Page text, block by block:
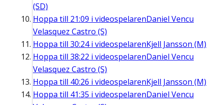
(SD)
Hoppa till 21:09 i videospelarenDaniel Vencu
Velasquez Castro (S)
Hoppa till 30:24i videospelarenKjell Jansson (M)
Hoppa till 38:22 i videospelarenDaniel Vencu
Velasquez Castro (S)
Hoppa till 40:26 i videospelarenKjell Jansson (M)
Hoppa till 41:35 i videospelarenDaniel Vencu